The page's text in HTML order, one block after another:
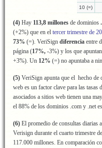
10 (=)
(4) Hay 113,8 millones de dominios
(+2%) que en el tercer trimestre de
73% (=). VeriSign diferencia entre
página (17%, -3%) y los que
+3%). Un 12% (=) no apuntaba a
(5) VeriSign apunta que el hecho de
web es un factor clave para las
asociados a sitios web tienen una
el 88% de los dominios .com y .net
(6) El promedio de consultas diarias
Verisign durante el cuarto trimestre
117.000 millones. En comparación